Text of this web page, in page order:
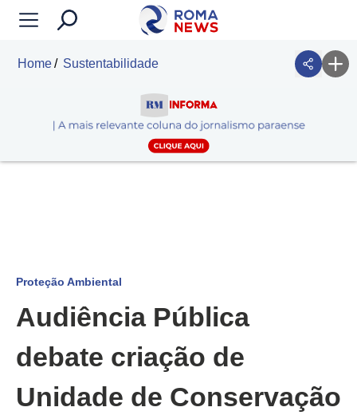
Home Sustentabilidade
Proteção Ambiental
Audiência Pública
debate criação de
Unidade de Conservação